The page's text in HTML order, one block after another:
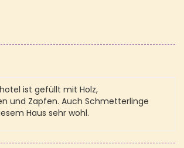
ist gefüllt mit Holz,
und Zapfen. Auch Schmetterlinge
Haus sehr wohl.